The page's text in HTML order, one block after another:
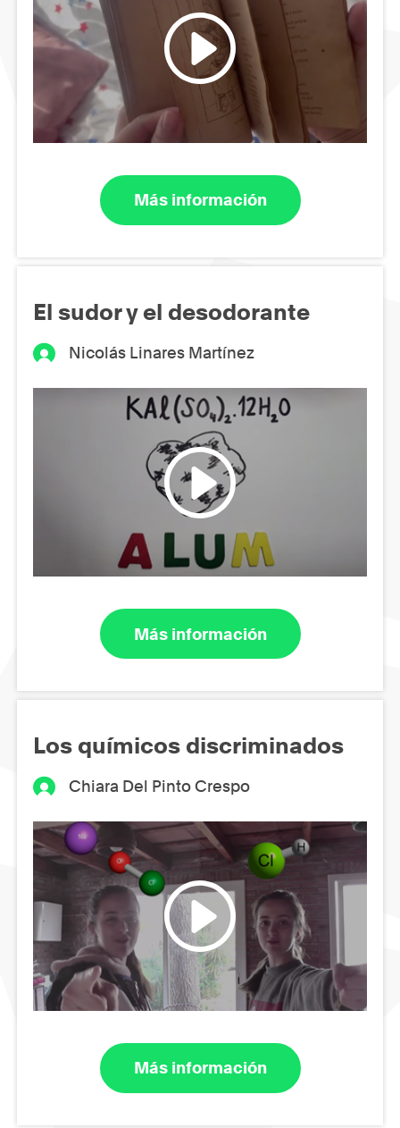
Más información
El sudor y el desodorante
Nicolás Linares Martínez
Más información
Los químicos discriminados
Chiara Del Pinto Crespo
Más información